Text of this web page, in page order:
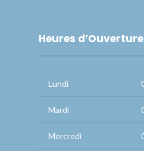
Heures d’Ouverture
Lundi
Mardi
Mercredi